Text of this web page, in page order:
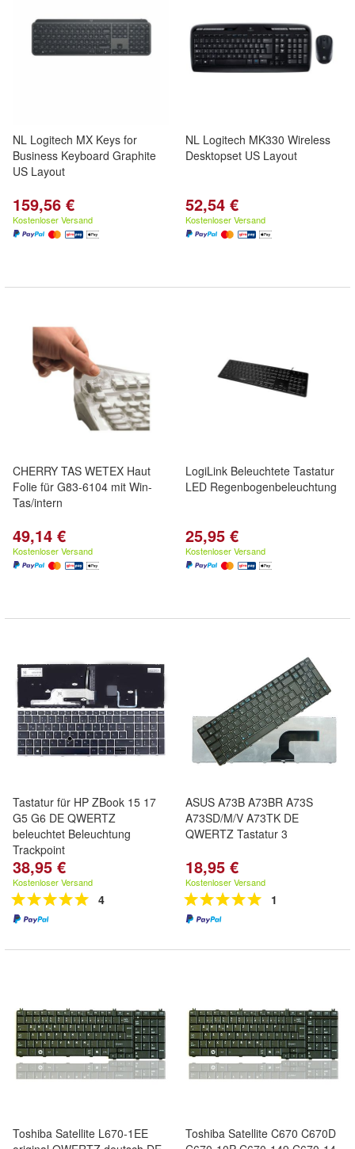
NL Logitech MX Keys for
Business Keyboard Graphite
US Layout
159,56 €
Kostenloser Versand
NL Logitech MK330 Wireless
Desktopset US Layout
52,54 €
Kostenloser Versand
CHERRY TAS WETEX Haut
Folie für G83-6104 mit Win-
Tas/intern
49,14 €
Kostenloser Versand
LogiLink Beleuchtete Tastatur
LED Regenbogenbeleuchtung
25,95 €
Kostenloser Versand
Tastatur für HP ZBook 15 17
G5 G6 DE QWERTZ
beleuchtet Beleuchtung
Trackpoint
38,95 €
Kostenloser Versand
4
ASUS A73B A73BR A73S
A73SD/M/V A73TK DE
QWERTZ Tastatur 3
18,95 €
Kostenloser Versand
1
Toshiba Satellite L670-1EE
Toshiba Satellite C670 C670D